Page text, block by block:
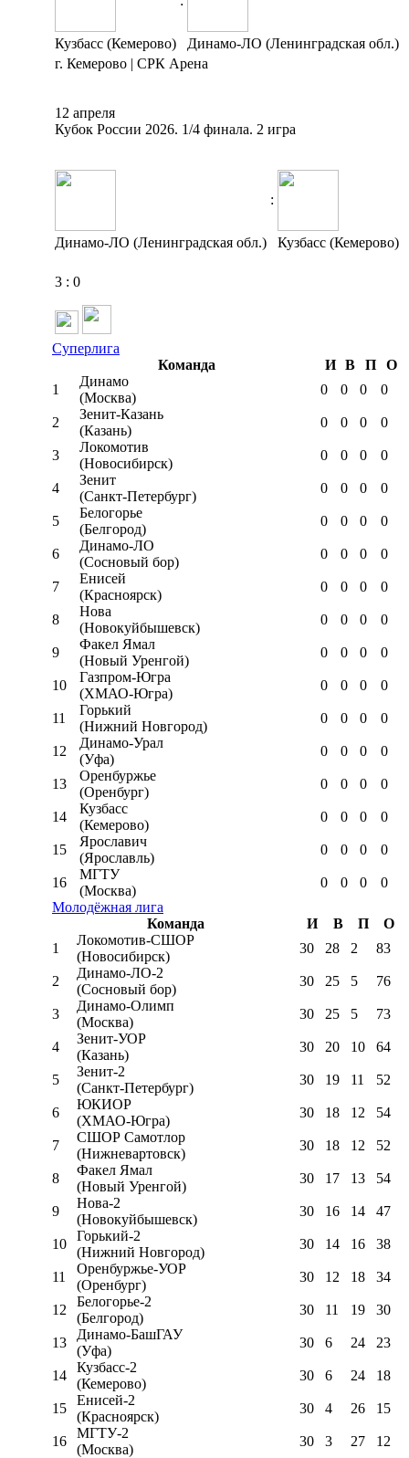
Кузбасс (Кемерово)
Динамо-ЛО (Ленинградская обл.)
г. Кемерово | СРК Арена
12 апреля
Кубок России 2026. 1/4 финала. 2 игра
:
Динамо-ЛО (Ленинградская обл.) Кузбасс (Кемерово)
3 : 0
Суперлига
Команда
И В П
О
1
Динамо
(Москва)
0 0 0 0
2
Зенит-Казань
(Казань)
0 0 0 0
3
Локомотив
(Новосибирск)
0 0 0 0
4
Зенит
(Санкт-Петербург)
0 0 0 0
5
Белогорье
(Белгород)
0 0 0 0
6
Динамо-ЛО
(Сосновый бор)
0 0 0 0
7
Енисей
(Красноярск)
0 0 0 0
8
Нова
(Новокуйбышевск)
0 0 0 0
9
Факел Ямал
(Новый Уренгой)
0 0 0 0
10
Газпром-Югра
(ХМАО-Югра)
0 0 0 0
11
Горький
(Нижний Новгород)
0 0 0 0
12
Динамо-Урал
(Уфа)
0 0 0 0
13
Оренбуржье
(Оренбург)
0 0 0 0
14
Кузбасс
(Кемерово)
0 0 0 0
15
Ярославич
(Ярославль)
0 0 0 0
16
МГТУ
(Москва)
0 0 0
0
Молодёжная лига
Команда
И В П
О
1
Локомотив-CШОР
(Новосибирск)
30 28 2 83
2
Динамо-ЛО-2
(Сосновый бор)
30 25 5 76
3
Динамо-Олимп
(Москва)
30 25 5 73
4
Зенит-УОР
(Казань)
30 20 10 64
5
Зенит-2
(Санкт-Петербург)
30 19 11 52
6
ЮКИОР
(ХМАО-Югра)
30 18 12 54
7
СШОР Самотлор
(Нижневартовск)
30 18 12 52
8
Факел Ямал
(Новый Уренгой)
30 17 13 54
9
Нова-2
(Новокуйбышевск)
30 16 14 47
10
Горький-2
(Нижний Новгород)
30 14 16 38
11
Оренбуржье-УОР
(Оренбург)
30 12 18 34
12
Белогорье-2
(Белгород)
30 11 19 30
13
Динамо-БашГАУ
(Уфа)
30 6 24 23
14
Кузбасс-2
(Кемерово)
30 6 24 18
15
Енисей-2
(Красноярск)
30 4 26 15
16
МГТУ-2
(Москва)
30 3 27 12